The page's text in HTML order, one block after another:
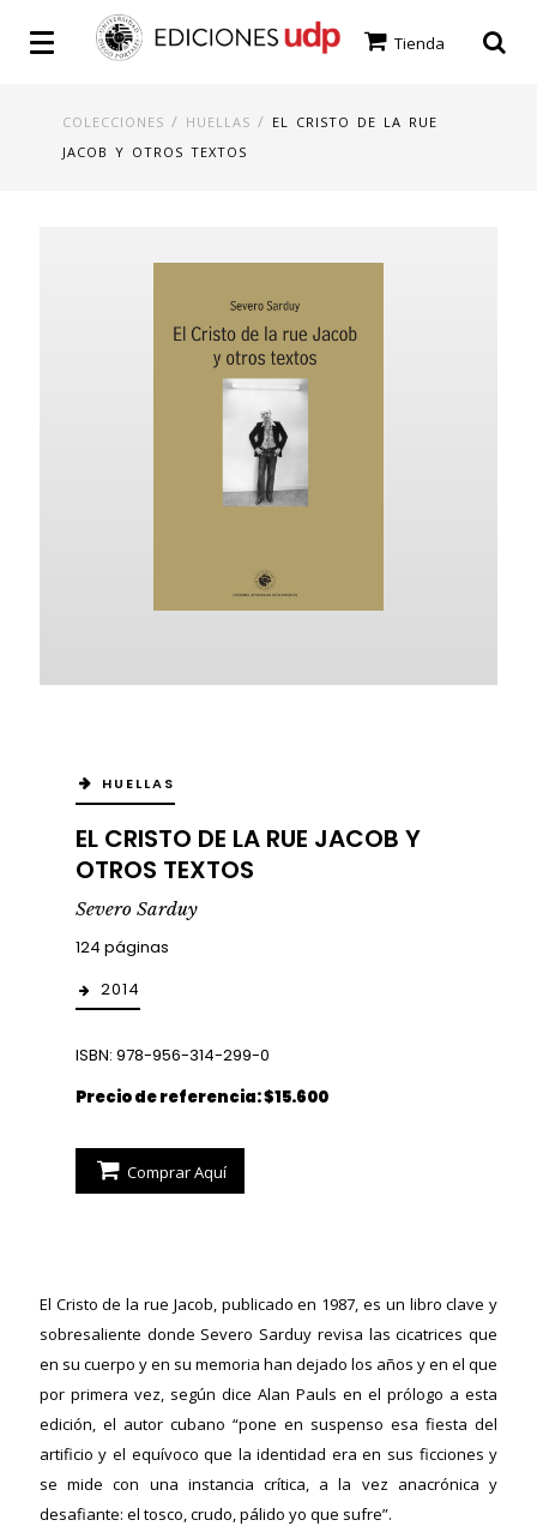
Tienda
COLECCIONES / HUELLAS / EL CRISTO DE LA RUE
JACOB Y OTROS TEXTOS
HUELLAS
EL CRISTO DE LA RUE JACOB Y
OTROS TEXTOS
Severo Sarduy
124 páginas
2014
ISBN: 978-956-314-299-0
Precio de referencia: $15.600
Comprar Aquí
El Cristo de la rue Jacob, publicado en 1987, es un libro clave y
sobresaliente donde Severo Sarduy revisa las cicatrices que
en su cuerpo y en su memoria han dejado los años y en el que
por primera vez, según dice Alan Pauls en el prólogo a esta
edición, el autor cubano “pone en suspenso esa fiesta del
artificio y el equívoco que la identidad era en sus ficciones y
se mide con una instancia crítica, a la vez anacrónica y
desafiante: el tosco, crudo, pálido yo que sufre”.